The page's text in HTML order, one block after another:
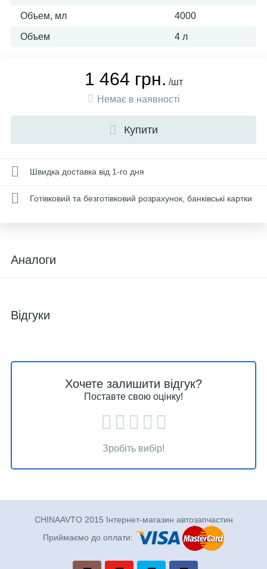
Объем, мл 4000
Объем 4 л
1 464 грн. /шт
Немає в наявності
Купити
Швидка доставка від 1-го дня
Готівковий та безготівковий розрахунок, банківські картки
Аналоги
Відгуки
Хочете залишити відгук?
Поставте свою оцінку!
Зробіть вибір!
CHINAAVTO 2015 Інтернет-магазин автозапчастин
Приймаємо до оплати: